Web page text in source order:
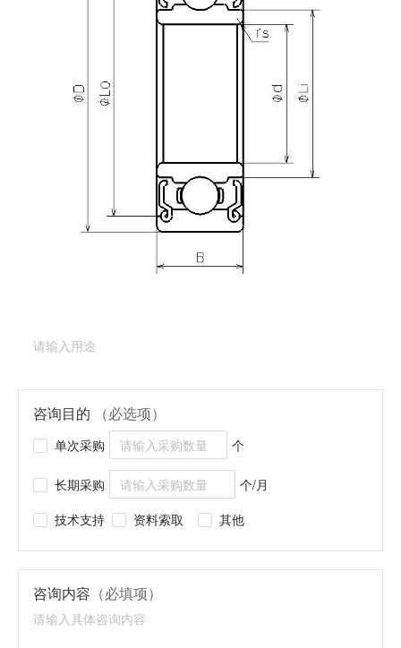
DDR-1560ZZ的详细信息？
请填写表格，与美蓓亚三美的产品专家取得联系。
深沟球轴承（基本型）产品型号：
咨询目的 （必选项）
单次采购 个
长期采购
个/月
技术支持
资料索取 其他
咨询内容 （必填项）